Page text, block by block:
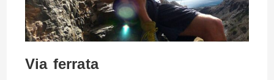
Via ferrata